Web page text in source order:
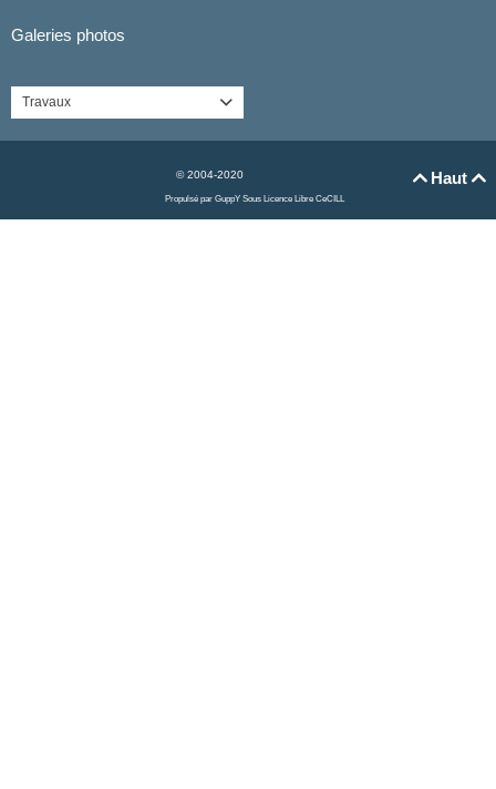
Galeries photos
Travaux 
Haut 
© 2004-2020
Propulsé par GuppY Sous Licence Libre CeCILL